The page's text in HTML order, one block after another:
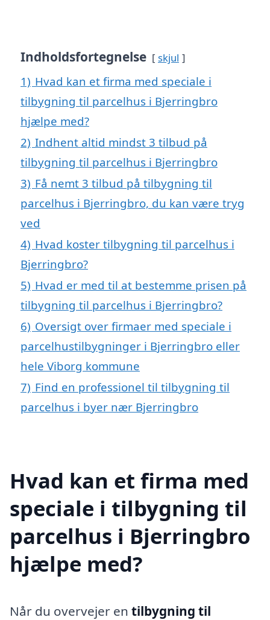
Indholdsfortegnelse skjul
1) Hvad kan et firma med speciale i
tilbygning til parcelhus i Bjerringbro
hjælpe med?
2) Indhent altid mindst 3 tilbud på
tilbygning til parcelhus i Bjerringbro
3) Få nemt 3 tilbud på tilbygning til
parcelhus i Bjerringbro, du kan være tryg
ved
4) Hvad koster tilbygning til parcelhus i
Bjerringbro?
5) Hvad er med til at bestemme prisen på
tilbygning til parcelhus i Bjerringbro?
6) Oversigt over firmaer med speciale i
parcelhustilbygninger i Bjerringbro eller
hele Viborg kommune
7) Find en professionel til tilbygning til
parcelhus i byer nær Bjerringbro
Hvad kan et firma med
speciale i tilbygning til
parcelhus i Bjerringbro
hjælpe med?
Når du overvejer en tilbygning til